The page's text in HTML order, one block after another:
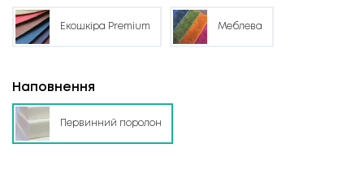
Екошкіра Premium Меблева
Наповнення
Первинний поролон